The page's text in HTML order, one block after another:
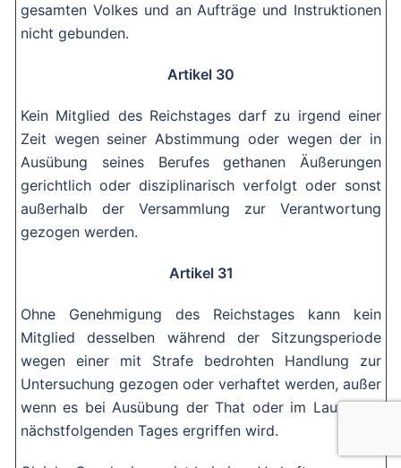
gesamten Volkes und an Aufträge und Instruktionen
nicht gebunden.
Artikel 30
Kein Mitglied des Reichstages darf zu irgend einer
Zeit wegen seiner Abstimmung oder wegen der in
Ausübung seines Berufes gethanen Äußerungen
gerichtlich oder disziplinarisch verfolgt oder sonst
außerhalb der Versammlung zur Verantwortung
gezogen werden.
Artikel 31
Ohne Genehmigung des Reichstages kann kein
Mitglied desselben während der Sitzungsperiode
wegen einer mit Strafe bedrohten Handlung zur
Untersuchung gezogen oder verhaftet werden, außer
wenn es bei Ausübung der That oder im Laufe des
nächstfolgenden Tages ergriffen wird.